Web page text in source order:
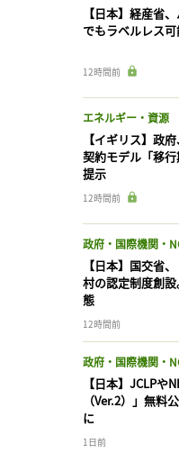
【日本】経産省
でもラベルレス
12時間前
エネルギー・資源
【イギリス】政
契約モデル「移
提示
12時間前
政府・国際機関・
【日本】国交省
村の認定制度創
態
12時間前
政府・国際機関・
【日本】JCLPや
（Ver.2）」無料
に
1日前